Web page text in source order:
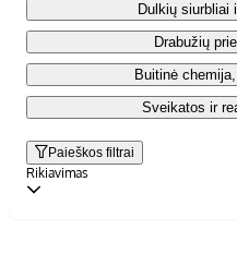
Dulkių siurbliai
Drabužių
Buitinė
Sveikatos ir
Paieškos filtrai
Rikiavimas